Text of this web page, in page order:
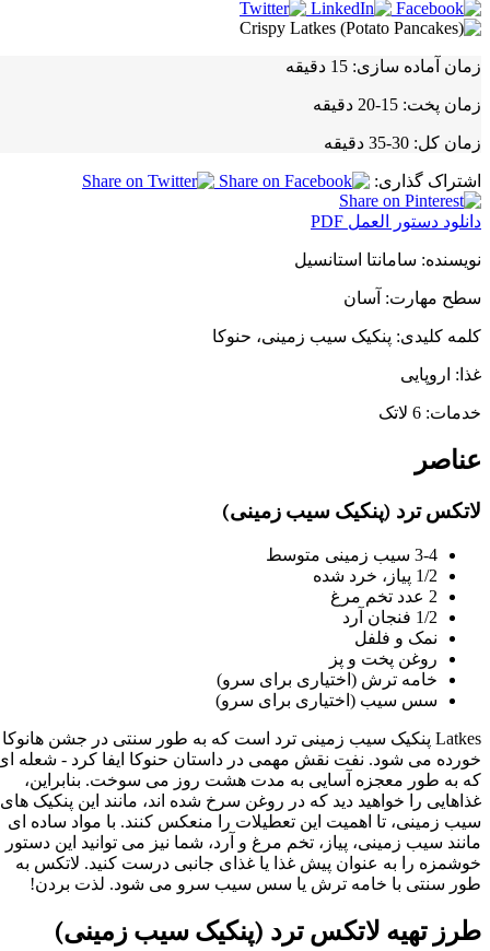
زمان آماده سازی:
زمان پخت:
زمان کل:
اشتراک گذاری:
دانلود دستور العمل PDF
نویسنده: سامانتا استانسیل
سطح مهارت: آسان
کلمه کلیدی: پنکیک سیب زمینی، حنوکا
غذا: اروپایی
خدمات:
عناصر
لاتکس ترد (پنکیک سیب زمینی)
3-4 سیب زمینی متوسط
1/2 پیاز، خرد شده
2 عدد تخم مرغ
1/2 فنجان آرد
نمک و فلفل
روغن پخت و پز
خامه ترش (اختیاری برای سرو)
سس سیب (اختیاری برای سرو)
Latkes پنکیک سیب زمینی ترد است که به طور سنتی در جشن هانوکا
خورده می شود. نفت نقش مهمی در داستان حنوکا ایفا کرد - شعله
که به طور معجزه آسایی به مدت هشت روز می سوخت. بنابراین،
غذاهایی را خواهید دید که در روغن سرخ شده اند، مانند این پنکیک های
سیب زمینی، تا اهمیت این تعطیلات را منعکس کنند. با مواد ساده ای
مانند سیب زمینی، پیاز، تخم مرغ و آرد، شما نیز می توانید این دستور
خوشمزه را به عنوان پیش غذا یا غذای جانبی درست کنید. لاتکس به
طور سنتی با خامه ترش یا سس سیب سرو می شود. لذت بردن!
طرز تهیه لاتکس ترد (پنکیک سیب زمینی)